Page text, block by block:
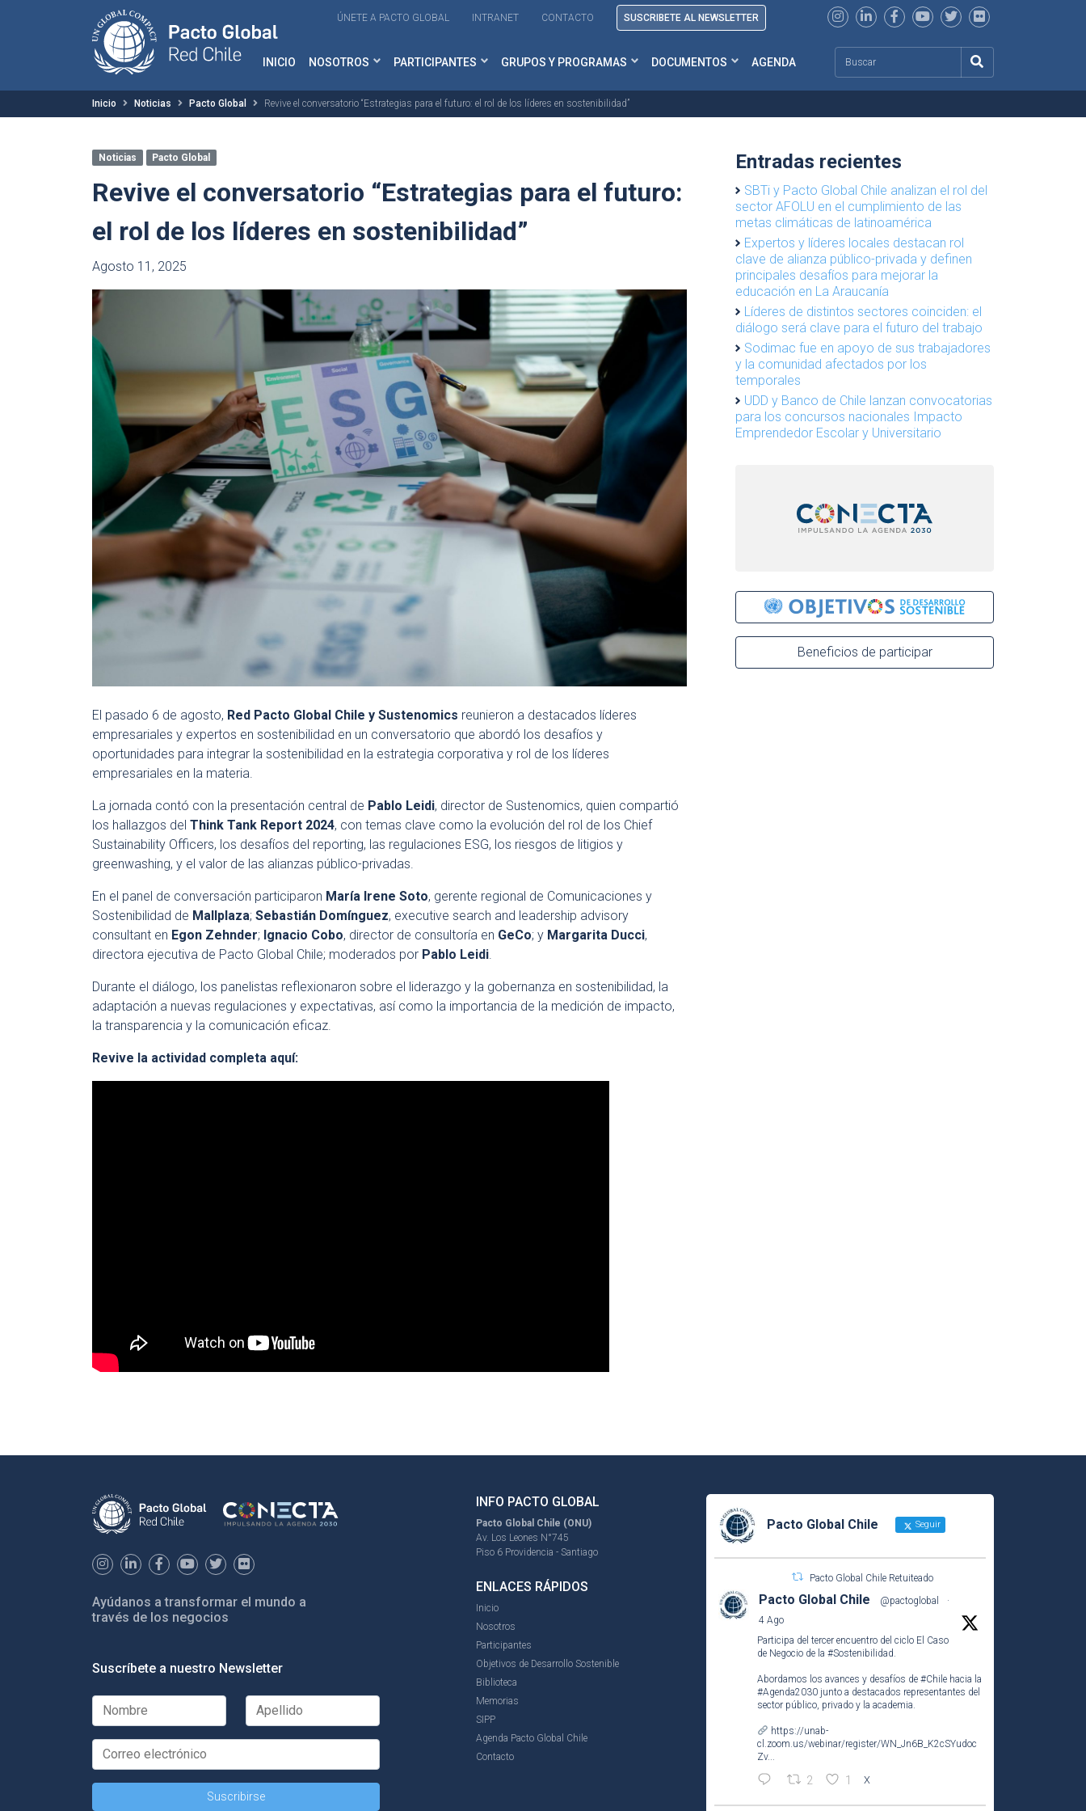
ÚNETE A PACTO GLOBAL INTRANET CONTACTO SUSCRIBETE AL NEWSLETTER
INICIO NOSOTROS PARTICIPANTES GRUPOS Y PROGRAMAS DOCUMENTOS AGENDA
Inicio Noticias Pacto Global Revive el conversatorio “Estrategias para el futuro: el rol de los líderes en sostenibilidad”
Noticias Pacto Global
Revive el conversatorio “Estrategias para el futuro:
el rol de los líderes en sostenibilidad”
Agosto 11, 2025
El pasado 6 de agosto, Red Pacto Global Chile y Sustenomics reunieron a destacados líderes
empresariales y expertos en sostenibilidad en un conversatorio que abordó los desafíos y
oportunidades para integrar la sostenibilidad en la estrategia corporativa y rol de los líderes
empresariales en la materia.
La jornada contó con la presentación central de Pablo Leidi, director de Sustenomics, quien compartió
los hallazgos del Think Tank Report 2024, con temas clave como la evolución del rol de los Chief
Sustainability Officers, los desafíos del reporting, las regulaciones ESG, los riesgos de litigios y
greenwashing, y el valor de las alianzas público-privadas.
En el panel de conversación participaron María Irene Soto, gerente regional de Comunicaciones y
Sostenibilidad de Mallplaza; Sebastián Domínguez, executive search and leadership advisory
consultant en Egon Zehnder; Ignacio Cobo, director de consultoría en GeCo; y Margarita Ducci,
directora ejecutiva de Pacto Global Chile; moderados por Pablo Leidi
Durante el diálogo, los panelistas reflexionaron sobre el liderazgo y la gobernanza en sostenibilidad, la
adaptación a nuevas regulaciones y expectativas, así como la importancia de la medición de impacto,
la transparencia y la comunicación eficaz.
Revive la actividad completa aquí:
Entradas recientes
SBTi y Pacto Global Chile analizan el rol del
sector AFOLU en el cumplimiento de las
metas climáticas de latinoamérica
Expertos y líderes locales destacan rol
clave de alianza público-privada y definen
principales desafíos para mejorar la
educación en La Araucanía
Líderes de distintos sectores coinciden: el
diálogo será clave para el futuro del trabajo
Sodimac fue en apoyo de sus trabajadores
y la comunidad afectados por los
temporales
UDD y Banco de Chile lanzan convocatorias
para los concursos nacionales Impacto
Emprendedor Escolar y Universitario
Beneficios de participar
Ayúdanos a transformar el mundo a
través de los negocios
Suscríbete a nuestro Newsletter
INFO PACTO GLOBAL
Pacto Global Chile (ONU)
Av. Los Leones N°745
Piso 6 Providencia - Santiago
ENLACES RÁPIDOS
Inicio
Nosotros
Participantes
Objetivos de Desarrollo Sostenible
Biblioteca
Memorias
SIPP
Agenda Pacto Global Chile
Contacto
Pacto Global Chile Seguir
Pacto Global Chile Retuiteado
Pacto Global Chile @pactoglobal
·
4 Ago
Participa del tercer encuentro del ciclo El Caso
de Negocio de la #Sostenibilidad
Abordamos los avances y desafíos de #Chile hacia la
#Agenda2030 junto a destacados representantes del
sector público, privado y la academia.
https://unab-
cl.zoom.us/webinar/register/WN_Jn6B_K2cSYudoc
Zv...
2 1 X